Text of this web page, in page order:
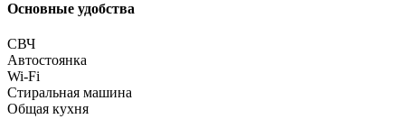
Основные удобства
СВЧ
Автостоянка
Wi-Fi
Стиральная машина
Общая кухня